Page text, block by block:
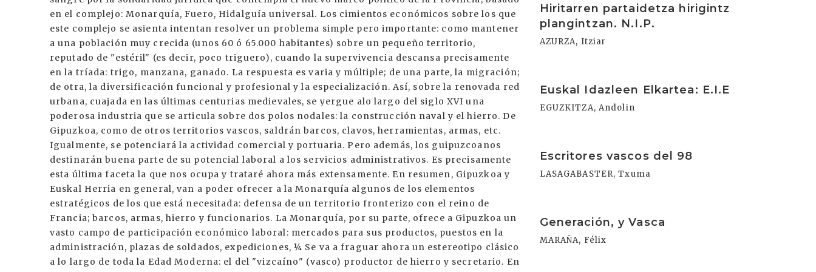
Hiritarren partaidetza hirigintz
plangintzan. N.I.P.
AZURZA, Itziar
Euskal Idazleen Elkartea: E.I.E
EGUZKITZA, Andolin
Escritores vascos del 98
LASAGABASTER, Txuma
Generación, y Vasca
MARAÑA, Félix